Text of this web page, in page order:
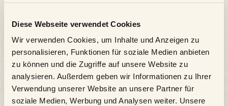
Diese Webseite verwendet Cookies
Wir verwenden Cookies, um Inhalte und Anzeigen zu
personalisieren, Funktionen für soziale Medien anbieten
zu können und die Zugriffe auf unsere Website zu
analysieren. Außerdem geben wir Informationen zu Ihrer
Verwendung unserer Website an unsere Partner für
soziale Medien, Werbung und Analysen weiter. Unsere
Österreichs
Kalender abonnieren